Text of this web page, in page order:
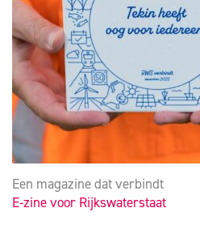
Een magazine dat verbindt
E-zine voor Rijkswaterstaat